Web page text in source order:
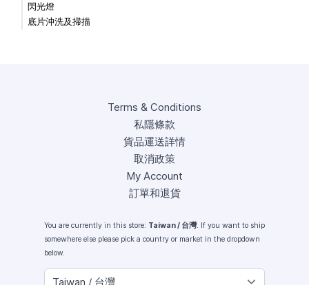
閃光燈
底片沖洗及掃描
Terms & Conditions
私隱條款
貨品運送詳情
取消政策
My Account
訂單和退貨
You are currently in this store: Taiwan / 台灣. If you want to ship
somewhere else please pick a country or market in the dropdown
below.